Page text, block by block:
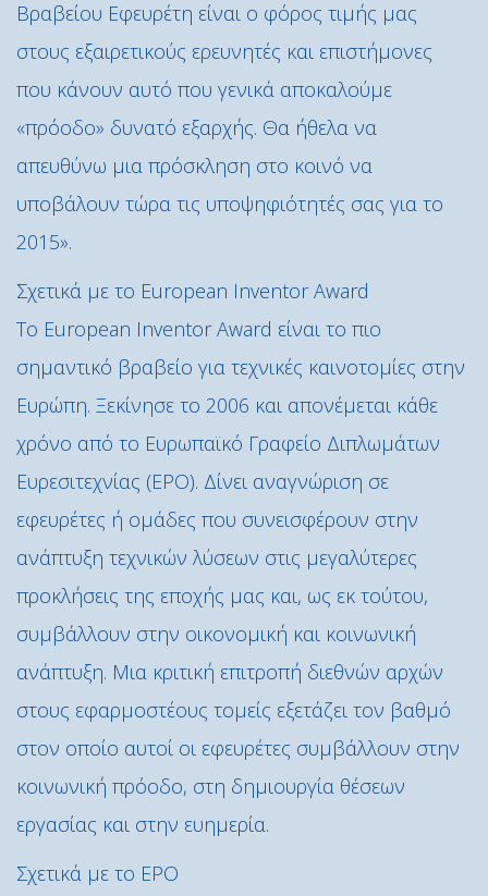
Βραβείου Εφευρέτη είναι ο φόρος τιμής μας
στους εξαιρετικούς ερευνητές και επιστήμονες
που κάνουν αυτό που γενικά αποκαλούμε
«πρόοδο» δυνατό εξαρχής. Θα ήθελα να
απευθύνω μια πρόσκληση στο κοινό να
υποβάλουν τώρα τις υποψηφιότητές σας για το
2015».
Σχετικά με το European Inventor Award
Το European Inventor Award είναι το πιο
σημαντικό βραβείο για τεχνικές καινοτομίες στην
Ευρώπη. Ξεκίνησε το 2006 και απονέμεται κάθε
χρόνο από το Ευρωπαϊκό Γραφείο Διπλωμάτων
Ευρεσιτεχνίας (EPO). Δίνει αναγνώριση σε
εφευρέτες ή ομάδες που συνεισφέρουν στην
ανάπτυξη τεχνικών λύσεων στις μεγαλύτερες
προκλήσεις της εποχής μας και, ως εκ τούτου,
συμβάλλουν στην οικονομική και κοινωνική
ανάπτυξη. Μια κριτική επιτροπή διεθνών αρχών
στους εφαρμοστέους τομείς εξετάζει τον βαθμό
στον οποίο αυτοί οι εφευρέτες συμβάλλουν στην
κοινωνική πρόοδο, στη δημιουργία θέσεων
εργασίας και στην ευημερία.
Σχετικά με το EPO